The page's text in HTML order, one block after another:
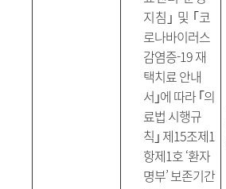
지침 ｣ 및 ｢코
로나바이러스
감염증-19재
택치료 안내
서 ｣에 따라｢의
료법 시행규
칙 ｣ 제15조제1
항제1호‘환자
명부’보존기간